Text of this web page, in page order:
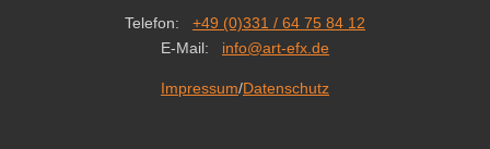
Telefon: +49 (0)331 / 64 75 84 12
E-Mail: info@art-efx.de
Impressum/Datenschutz